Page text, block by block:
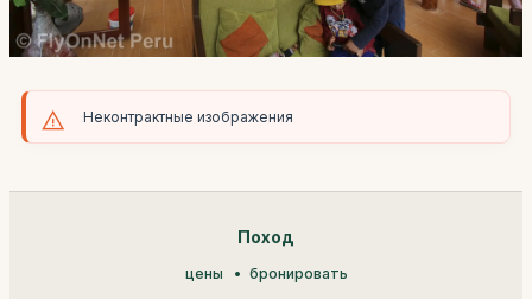
Неконтрактные изображения
Поход
цены бронировать